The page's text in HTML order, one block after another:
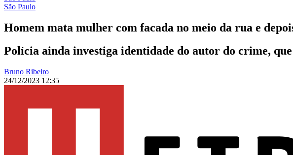
São Paulo
Homem mata mulher com facada no meio da rua e
Polícia ainda investiga identidade do autor do crime,
Bruno Ribeiro
24/12/2023 12:35